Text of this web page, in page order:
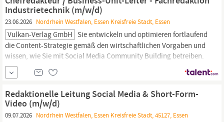
vergleichbare Ausbildung.
Industrietechnik (m/w/d)
23.06.2026 Nordrhein Westfalen, Essen Kreisfreie Stadt, Essen
Vulkan-Verlag GmbH Sie entwickeln und optimieren fortlaufend
die Content-Strategie gemäß den wirtschaftlichen Vorgaben und
wissen, wie Sie mit Social Media Community Building betreiben.
Ihr Profil: Sie verfügen über ein abgeschlossenes Studium im
Bereich
Journalismus,
Kommunikationswissenschaft, digitale
Redaktionelle Leitung Social Media & Short-Form-
Video (m/w/d)
09.07.2026 Nordrhein Westfalen, Essen Kreisfreie Stadt, 45127, Essen